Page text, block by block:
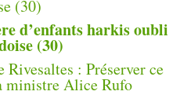
d’enfants harkis oubli
(30)